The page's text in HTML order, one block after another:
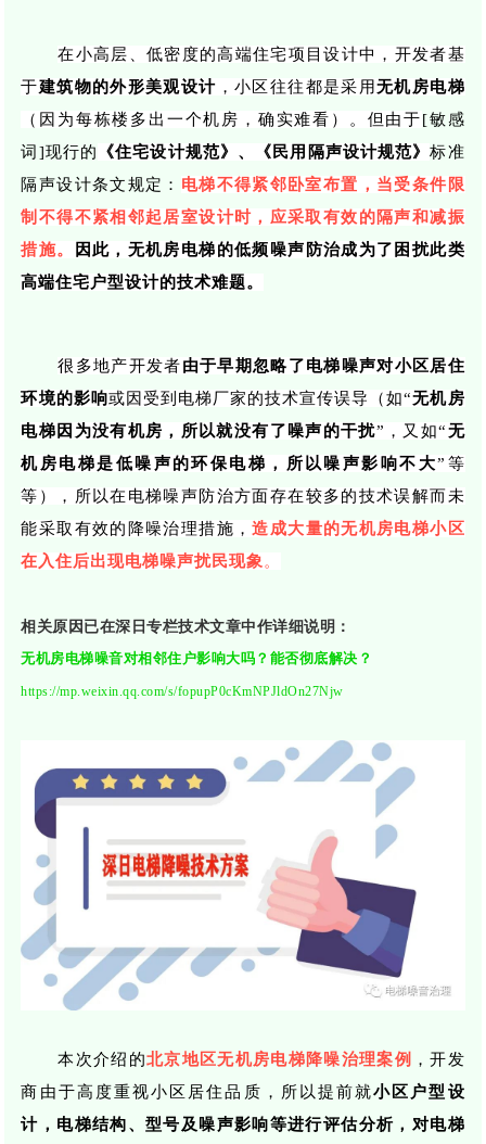
在小高层、低密度的高端住宅项目设计中，开发者基
于建筑物的外形美观设计 ，小区往往都是采用无机房电梯
（因为每栋楼多出一个机房，确实难看）。 但由于[敏感
词]现行的
《住宅设计规范》、《民用隔声设计规范》标准
隔声设计条文规定： 电梯不得紧邻卧室布置，当受条件限
制不得不紧相邻起居室设计时，应采取有效的隔声和减振
措施。
因此，无机房电梯的低频噪声防治成为了困扰此类
高端住宅户型设计的技术难题。
很多地产开发者由于早期忽略了电梯噪声对小区居住
环境的影响或因受到电梯厂家的技术宣传误导（如“无机房
电梯因为没有机房，所以就没有了噪声的干扰”，又如“无
机房电梯是低噪声的环保电梯，所以噪声影响不大”等
等 ），所以在电梯噪声防治方面存在较多的技术误解而未
能采取有效的降噪治理措施，造成大量的无机房电梯小区
在入住后出现电梯噪声扰民现象。
相关原因已在深日专栏技术文章中作详细说明：
无机房电梯噪音对相邻住户影响大吗？能否彻底解决？
https://mp.weixin.qq.com/s/fopupP0cKmNPJldOn27Njw
本次介绍的北京地区无机房电梯降噪治理案例 ，开发
商由于高度重视小区居住品质，所以提前就小区户型设
计，电梯结构、型号及噪声影响等进行评估分析，对电梯